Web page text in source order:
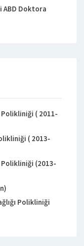
ABD Doktora
Polikliniği ( 2011-
( 2013-
Polikliniği (2013-
Polikliniği